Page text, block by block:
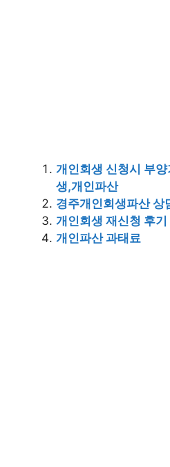
개인회생 신청시 부
생,개인파산
경주개인회생파산 상
개인회생 재신청 후기
개인파산 과태료